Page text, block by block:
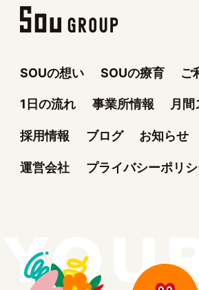
SOUの想い SOUの療育 ご
1日の流れ 事業所情報 月間
採用情報 ブログ お知らせ
運営会社 プライバシーポリ